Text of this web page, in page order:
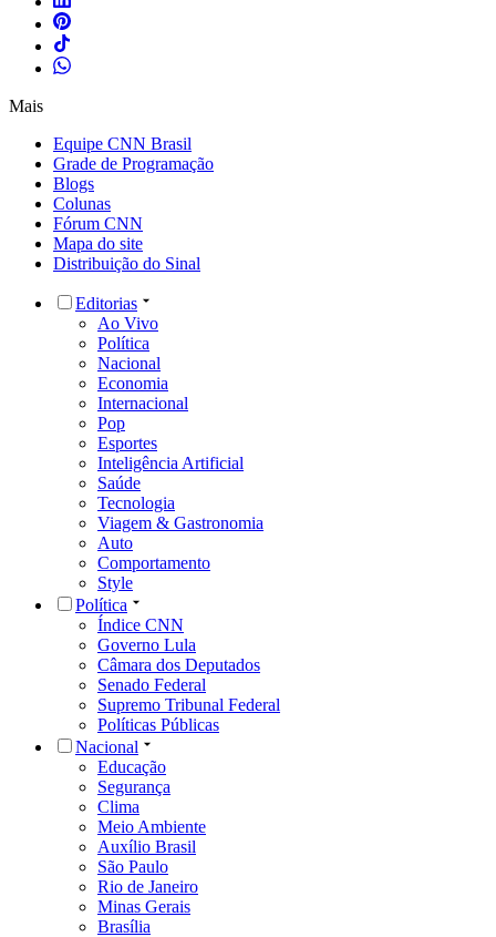
Mais
Equipe CNN Brasil
Grade de Programação
Blogs
Colunas
Fórum CNN
Mapa do site
Distribuição do Sinal
Editorias
Ao Vivo
Política
Nacional
Economia
Internacional
Pop
Esportes
Inteligência Artificial
Saúde
Tecnologia
Viagem & Gastronomia
Auto
Comportamento
Style
Política
Índice CNN
Governo Lula
Câmara dos Deputados
Senado Federal
Supremo Tribunal Federal
Políticas Públicas
Nacional
Educação
Segurança
Clima
Meio Ambiente
Auxílio Brasil
São Paulo
Rio de Janeiro
Minas Gerais
Brasília